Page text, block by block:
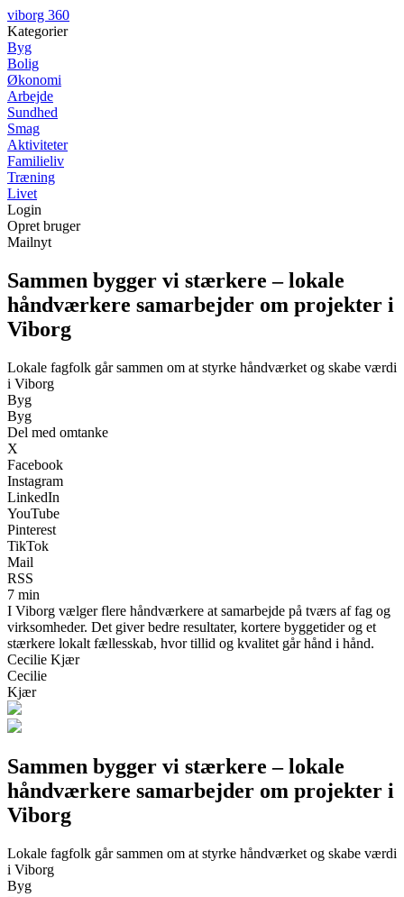
viborg 360
Kategorier
Byg
Bolig
Økonomi
Arbejde
Sundhed
Smag
Aktiviteter
Familieliv
Træning
Livet
Login
Opret bruger
Mailnyt
Sammen bygger vi stærkere – lokale
håndværkere samarbejder om projekter i
Viborg
Lokale fagfolk går sammen om at styrke håndværket og skabe værdi
i Viborg
Byg
Byg
Del med omtanke
X
Facebook
Instagram
LinkedIn
YouTube
Pinterest
TikTok
Mail
RSS
7 min
I Viborg vælger flere håndværkere at samarbejde på tværs af fag og
virksomheder. Det giver bedre resultater, kortere byggetider og et
stærkere lokalt fællesskab, hvor tillid og kvalitet går hånd i hånd.
Cecilie Kjær
Cecilie
Kjær
Sammen bygger vi stærkere – lokale
håndværkere samarbejder om projekter i
Viborg
Lokale fagfolk går sammen om at styrke håndværket og skabe værdi
i Viborg
Byg